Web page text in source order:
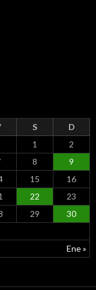
S D
Ene »
1
2
8
9
15
16
22
23
29
30